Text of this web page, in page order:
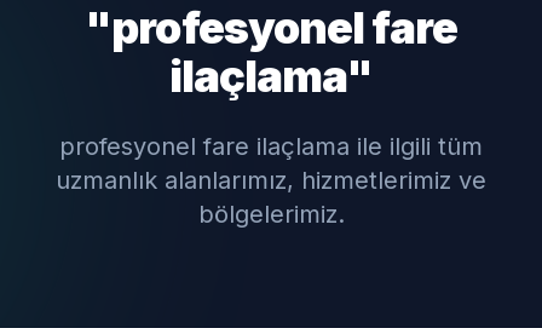
"profesyonel fare
ilaçlama"
profesyonel fare ilaçlama ile ilgili tüm
uzmanlık alanlarımız, hizmetlerimiz ve
bölgelerimiz.